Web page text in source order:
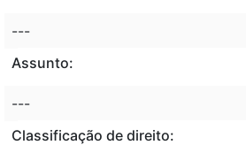
---
Assunto:
---
Classificação de direito: